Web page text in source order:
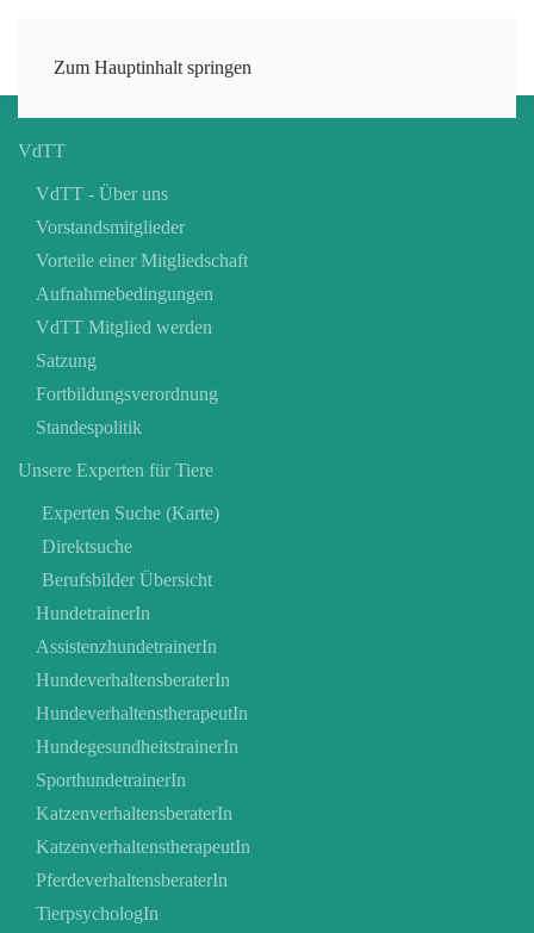
Zum Hauptinhalt springen
VdTT
VdTT - Über uns
Vorstandsmitglieder
Vorteile einer Mitgliedschaft
Aufnahmebedingungen
VdTT Mitglied werden
Satzung
Fortbildungsverordnung
Standespolitik
Unsere Experten für Tiere
Experten Suche (Karte)
Direktsuche
Berufsbilder Übersicht
HundetrainerIn
AssistenzhundetrainerIn
HundeverhaltensberaterIn
HundeverhaltenstherapeutIn
HundegesundheitstrainerIn
SporthundetrainerIn
KatzenverhaltensberaterIn
KatzenverhaltenstherapeutIn
PferdeverhaltensberaterIn
TierpsychologIn